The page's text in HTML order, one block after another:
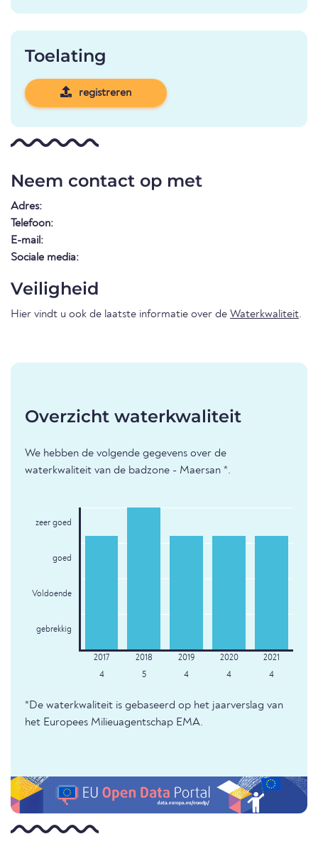
Toelating
registreren
Neem contact op met
Adres:
Telefoon:
E-mail:
Sociale media:
Veiligheid
Hier vindt u ook de laatste informatie over de Waterkwaliteit.
Overzicht waterkwaliteit
We hebben de volgende gegevens over de
waterkwaliteit van de badzone - Maersan *.
zeer goed
goed
Voldoende
gebrekkig
4 5 4 4 4
*De waterkwaliteit is gebaseerd op het jaarverslag van
het Europees Milieuagentschap EMA.